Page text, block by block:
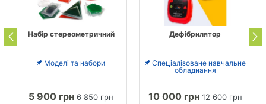
Набір стереометричний
Моделі та набори
5 900 грн 6 850 грн
Дефібрилятор
Спеціалізоване навчальне
обладнання
10 000 грн12 600 грн